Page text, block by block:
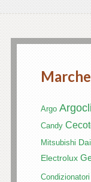
Argo
Candy
Mitsubishi
Electrolux
Condizionatori